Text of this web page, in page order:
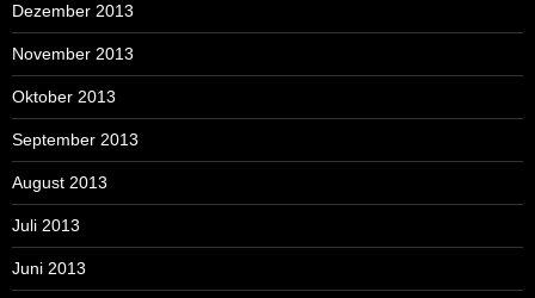
Dezember 2013
November 2013
Oktober 2013
September 2013
August 2013
Juli 2013
Juni 2013